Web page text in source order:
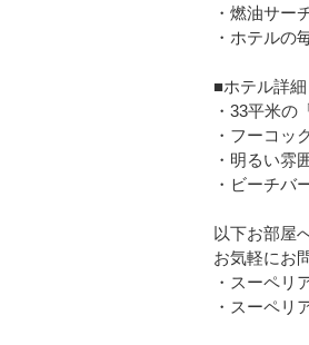
・燃油サー
・ホテルの
■ホテル詳
・33平米の
・フーコッ
・明るい雰
・ビーチバ
以下お部屋
お気軽にお
・スーペリ
・スーペリ